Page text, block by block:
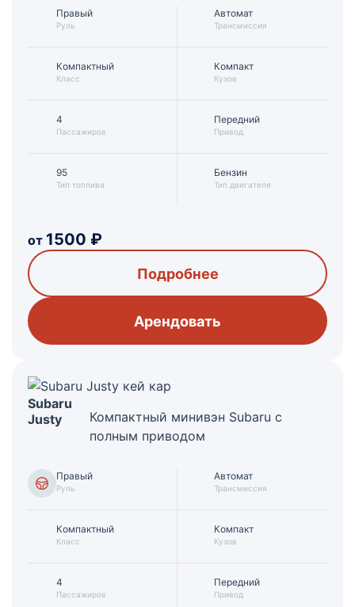
Правый
Руль
Компактный
Класс
Автомат
Трансмиссия
Компакт
Кузов
4
Пассажиров
95
Тип топлива
Передний
Привод
Бензин
Тип двигателя
от 1500 ₽
Подробнее
Арендовать
Subaru
Justy
Компактный минивэн Subaru с
полным приводом
Правый
Руль
Компактный
Класс
Автомат
Трансмиссия
Компакт
Кузов
4
Пассажиров
Передний
Привод